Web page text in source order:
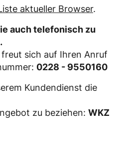
aktueller Browser.
auch telefonisch zu
sich auf Ihren Anruf
0228 - 9550160
Kundendienst die
zu beziehen: WKZ